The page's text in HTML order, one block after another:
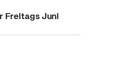
Freitags Juni